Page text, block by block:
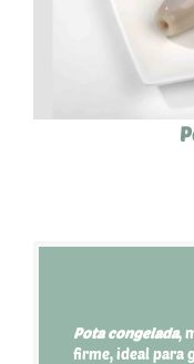
Pota congelada,
firme, ideal para